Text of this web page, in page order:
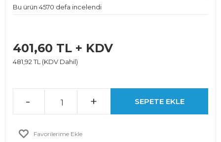
Bu ürün 4570 defa incelendi
401,60 TL + KDV
481,92 TL (KDV Dahil)
- + SEPETE EKLE
Favorilerime Ekle